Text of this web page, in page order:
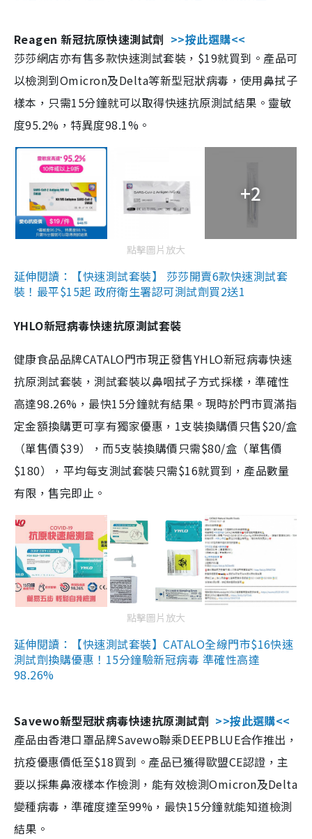
Reagen 新冠抗原快速測試劑 >>按此選購<<
莎莎網店亦有售多款快速測試套裝，$19就買到。產品可
以檢測到Omicron及Delta等新型冠狀病毒，使用鼻拭子
樣本，只需15分鐘就可以取得快速抗原測試結果。靈敏
度95.2%，特異度98.1%。
+2
點擊圖片放大
延伸閱讀：【快速測試套裝】 莎莎開賣6款快速測試套
裝！最平$15起 政府衛生署認可測試劑買2送1
YHLO新冠病毒快速抗原測試套裝
健康食品品牌CATALO門市現正發售YHLO新冠病毒快速
抗原測試套裝，測試套裝以鼻咽拭子方式採樣，準確性
高達98.26%，最快15分鐘就有結果。現時於門市買滿指
定金額換購更可享有獨家優惠，1支裝換購價只售$20/盒
（單售價$39），而5支裝換購價只需$80/盒（單售價
$180），平均每支測試套裝只需$16就買到，產品數量
有限，售完即止。
點擊圖片放大
延伸閱讀：【快速測試套裝】CATALO全線門市$16快速
測試劑換購優惠！15分鐘驗新冠病毒 準確性高達
98.26%
Savewo新型冠狀病毒快速抗原測試劑 >>按此選購<<
產品由香港口罩品牌Savewo聯乘DEEPBLUE合作推出，
抗疫優惠價低至$18買到。產品已獲得歐盟CE認證，主
要以採集鼻液樣本作檢測，能有效檢測Omicron及Delta
變種病毒，準確度達至99%，最快15分鐘就能知道檢測
結果。